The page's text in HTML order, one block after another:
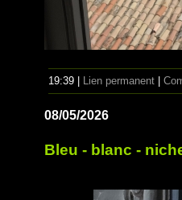
19:39 | Lien permanent
08/05/2026
Bleu - blanc -